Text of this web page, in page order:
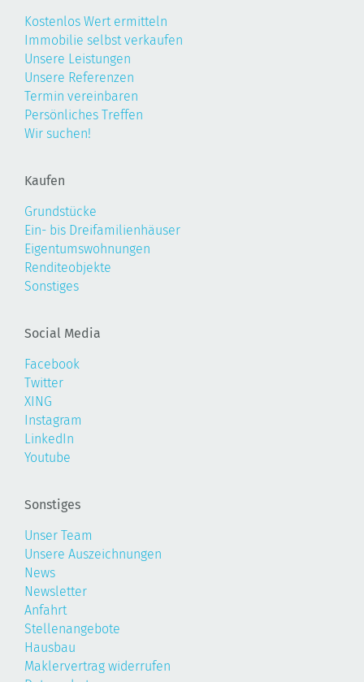
Kostenlos Wert ermitteln
Immobilie selbst verkaufen
Unsere Leistungen
Unsere Referenzen
Termin vereinbaren
Persönliches Treffen
Wir suchen!
Kaufen
Grundstücke
Ein- bis Dreifamilienhäuser
Eigentumswohnungen
Renditeobjekte
Sonstiges
Social Media
Facebook
Twitter
XING
Instagram
LinkedIn
Youtube
Sonstiges
Unser Team
Unsere Auszeichnungen
News
Newsletter
Anfahrt
Stellenangebote
Hausbau
Maklervertrag widerrufen